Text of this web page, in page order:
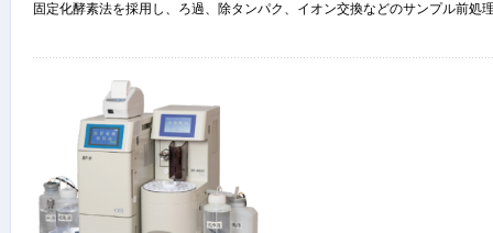
固定化酵素法を採用し、ろ過、除タンパク、イオン交換などのサンプル前処